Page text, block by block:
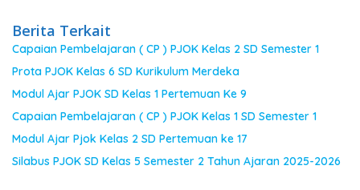
Berita Terkait
Capaian Pembelajaran ( CP ) PJOK Kelas 2 SD Semester 1
Prota PJOK Kelas 6 SD Kurikulum Merdeka
Modul Ajar PJOK SD Kelas 1 Pertemuan Ke 9
Capaian Pembelajaran ( CP ) PJOK Kelas 1 SD Semester 1
Modul Ajar Pjok Kelas 2 SD Pertemuan ke 17
Silabus PJOK SD Kelas 5 Semester 2 Tahun Ajaran 2025-2026